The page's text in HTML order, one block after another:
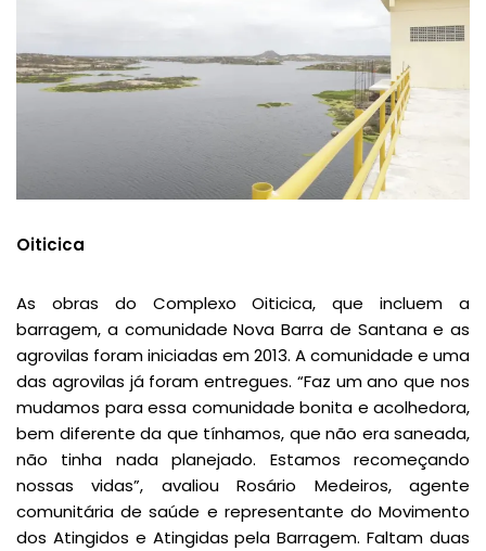
Oiticica
As obras do Complexo Oiticica, que incluem a
barragem, a comunidade Nova Barra de Santana e as
agrovilas foram iniciadas em 2013. A comunidade e uma
das agrovilas já foram entregues. “Faz um ano que nos
mudamos para essa comunidade bonita e acolhedora,
bem diferente da que tínhamos, que não era saneada,
não tinha nada planejado. Estamos recomeçando
nossas vidas”, avaliou Rosário Medeiros, agente
comunitária de saúde e representante do Movimento
dos Atingidos e Atingidas pela Barragem. Faltam duas